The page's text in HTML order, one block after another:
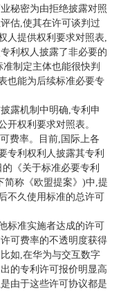
秘密为由拒绝披露对照
估,使其在许可谈判过
人提供权利要求对照表,
利权人披露了非必要的
制定主体也能很快判
也能为后续标准必要专
露机制中明确,专利申
开权利要求对照表。
费率。目前,国际上各
专利权利人披露其专利
《关于标准必要专利
简称《欧盟提案》)中,提
不久使用标准的总许可
标准实施者达成的许可
可费率的不透明度获得
如,在华为与交互数字
的专利许可报价明显高
由于这些许可协议都是